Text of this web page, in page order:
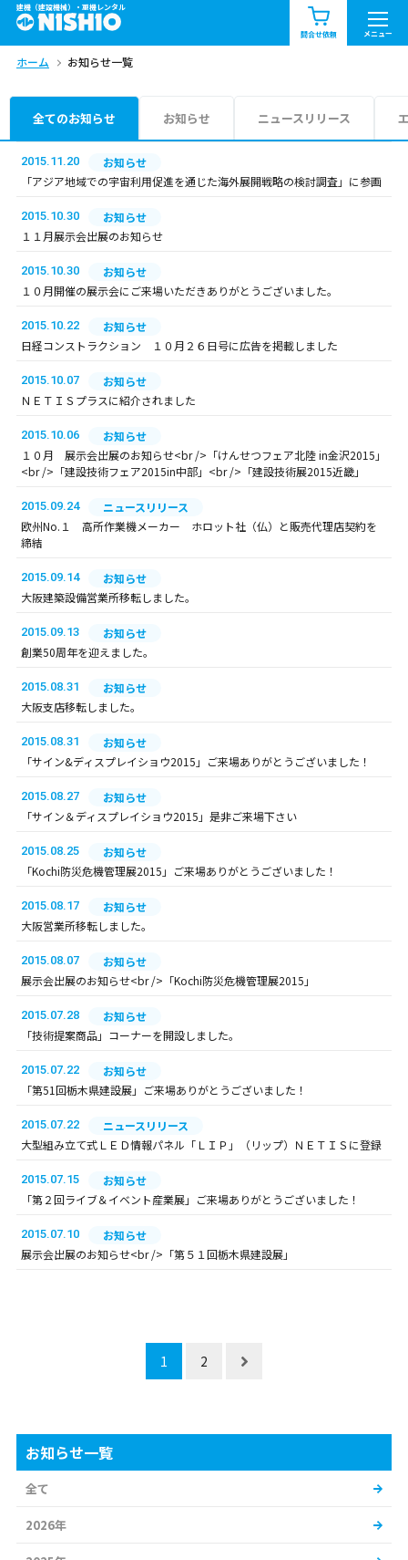
建機（建設機械）・重機レンタル
問合せ依頼 メニュー
商品一覧 お知らせ一覧
問合せ依頼リスト
エリア情報を見る
ホーム お知らせ一覧
全てのお知らせ お知らせ ニュースリリース
2015.11.20
お知らせ
「アジア地域での宇宙利用促進を通じた海外展開戦略の検討調査」に参画
2015.10.30
お知らせ
１１月展示会出展のお知らせ
2015.10.30
お知らせ
１０月開催の展示会にご来場いただきありがとうございました。
2015.10.22
お知らせ
日経コンストラクション １０月２６日号に広告を掲載しました
2015.10.07
お知らせ
ＮＥＴＩＳプラスに紹介されました
2015.10.06
お知らせ
１０月 展示会出展のお知らせ<br />「けんせつフェア北陸 in金沢2015」
<br />「建設技術フェア2015in中部」<br />「建設技術展2015近畿」
2015.09.24
ニュースリリース
欧州No.１ 高所作業機メーカー ホロット社（仏）と販売代理店契約を
締結
2015.09.14
お知らせ
大阪建築設備営業所移転しました。
2015.09.13
お知らせ
創業50周年を迎えました。
2015.08.31
お知らせ
大阪支店移転しました。
2015.08.31
お知らせ
「サイン&ディスプレイショウ2015」ご来場ありがとうございました！
2015.08.27
お知らせ
「サイン＆ディスプレイショウ2015」是非ご来場下さい
2015.08.25
お知らせ
「Kochi防災危機管理展2015」ご来場ありがとうございました！
2015.08.17
お知らせ
大阪営業所移転しました。
2015.08.07
お知らせ
展示会出展のお知らせ<br />「Kochi防災危機管理展2015」
2015.07.28
お知らせ
「技術提案商品」コーナーを開設しました。
2015.07.22
お知らせ
「第51回栃木県建設展」ご来場ありがとうございました！
2015.07.22
ニュースリリース
大型組み立て式ＬＥＤ情報パネル「ＬＩＰ」（リップ）ＮＥＴＩＳに登録
2015.07.15
お知らせ
「第２回ライブ＆イベント産業展」ご来場ありがとうございました！
2015.07.10
お知らせ
展示会出展のお知らせ<br />「第５１回栃木県建設展」
1 2
お知らせ一覧
全て
2026年